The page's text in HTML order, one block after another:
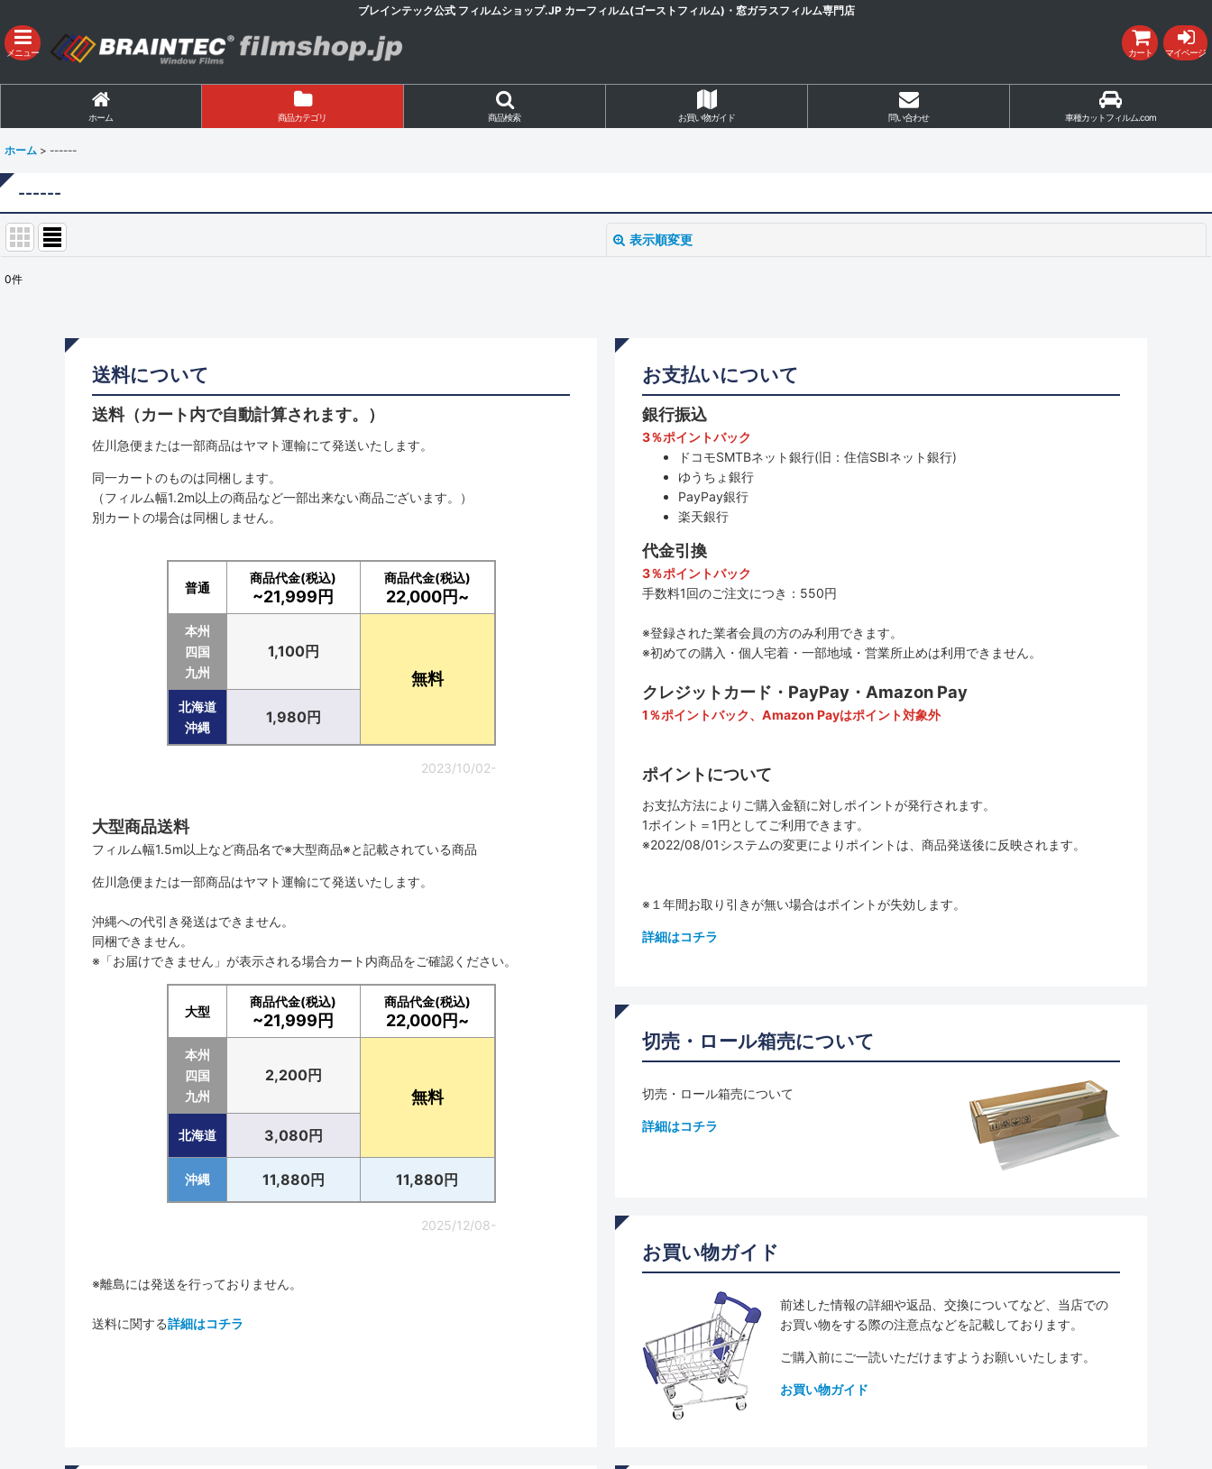
ブレインテック公式 フィルムショップ.JP カーフィルム(ゴーストフィルム)・窓ガラスフィルム専門店
メニュー カート マイページ
ホーム 商品カテゴリ 商品検索 お買い物ガイド 問い合わせ 車種カットフィルム.com
ホーム > ------
------
表示順変更
0件
送料について
送料（カート内で自動計算されます。）
佐川急便または一部商品はヤマト運輸にて発送いたします。
同一カートのものは同梱します。
（フィルム幅1.2m以上の商品など一部出来ない商品ございます。）
別カートの場合は同梱しません。
普通
商品代金(税込)
~21,999円
商品代金(税込)
22,000円~
本州
四国
九州
1,100円
無料
北海道
沖縄
1,980円
2023/10/02-
大型商品送料
フィルム幅1.5m以上など商品名で※大型商品※と記載されている商品
佐川急便または一部商品はヤマト運輸にて発送いたします。
沖縄への代引き発送はできません。
同梱できません。
※「お届けできません」が表示される場合カート内商品をご確認ください。
大型
商品代金(税込)
~21,999円
商品代金(税込)
22,000円~
本州
四国
九州
2,200円
無料
北海道 3,080円
沖縄 11,880円 11,880円
2025/12/08-
※離島には発送を行っておりません。
送料に関する詳細はコチラ
お支払いについて
銀行振込
3％ポイントバック
ドコモSMTBネット銀行(旧：住信SBIネット銀行)
ゆうちょ銀行
PayPay銀行
楽天銀行
代金引換
3％ポイントバック
手数料1回のご注文につき：550円
※登録された業者会員の方のみ利用できます。
※初めての購入・個人宅着・一部地域・営業所止めは利用できません。
クレジットカード・PayPay・Amazon Pay
1％ポイントバック、Amazon Payはポイント対象外
ポイントについて
お支払方法によりご購入金額に対しポイントが発行されます。
1ポイント＝1円としてご利用できます。
※2022/08/01システムの変更によりポイントは、商品発送後に反映されます。
※１年間お取り引きが無い場合はポイントが失効します。
詳細はコチラ
切売・ロール箱売について
切売・ロール箱売について
詳細はコチラ
お買い物ガイド
前述した情報の詳細や返品、交換についてなど、当店での
お買い物をする際の注意点などを記載しております。
ご購入前にご一読いただけますようお願いいたします。
お買い物ガイド